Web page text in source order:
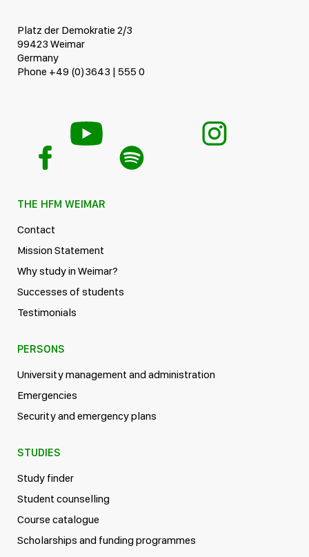
Platz der Demokratie 2/3
99423 Weimar
Germany
Phone +49 (0)3643 | 555 0
THE HFM WEIMAR
Contact
Mission Statement
Why study in Weimar?
Successes of students
Testimonials
PERSONS
University management and administration
Emergencies
Security and emergency plans
STUDIES
Study finder
Student counselling
Course catalogue
Scholarships and funding programmes